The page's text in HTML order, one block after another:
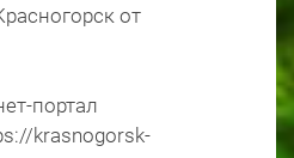
от
портал
krasnogorsk-